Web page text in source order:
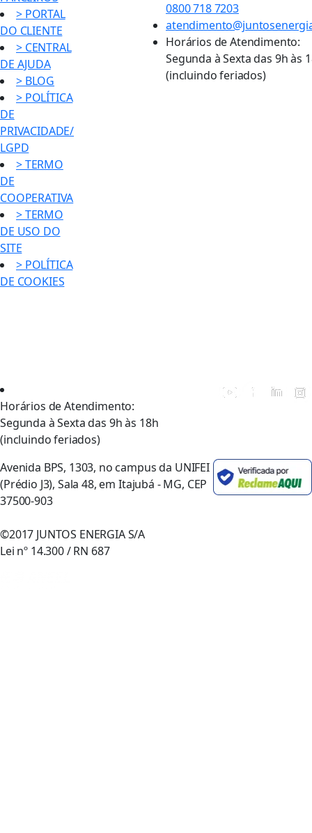
> PORTAL
DO CLIENTE
> CENTRAL
DE AJUDA
> BLOG
> POLÍTICA
DE
PRIVACIDADE/
LGPD
> TERMO
DE
COOPERATIVA
> TERMO
DE USO DO
SITE
> POLÍTICA
DE COOKIES
0800 718 7203
Horários de Atendimento:
Segunda à Sexta das 9h às
(incluindo feriados)
Horários de Atendimento:
Segunda à Sexta das 9h às 18h
(incluindo feriados)
Avenida BPS, 1303, no campus da UNIFEI
(Prédio J3), Sala 48, em Itajubá - MG, CEP
37500-903
©2017 JUNTOS ENERGIA S/A
Lei nº 14.300 / RN 687